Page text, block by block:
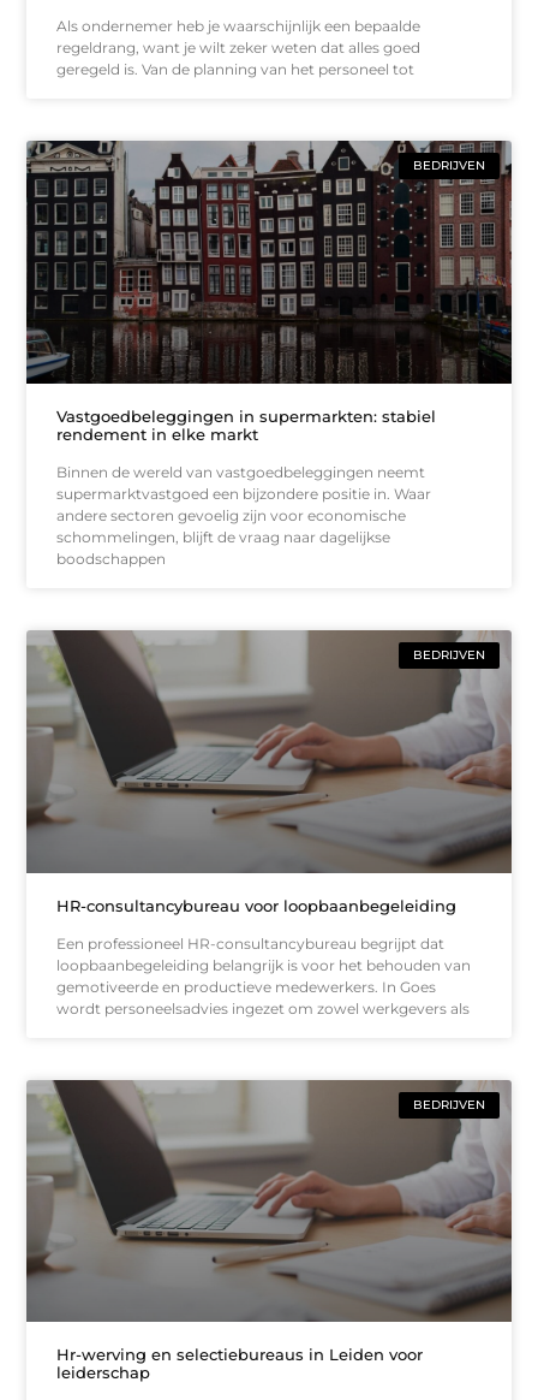
Als ondernemer heb je waarschijnlijk een bepaalde
regeldrang, want je wilt zeker weten dat alles goed
geregeld is. Van de planning van het personeel tot
BEDRIJVEN
Vastgoedbeleggingen in supermarkten: stabiel
rendement in elke markt
Binnen de wereld van vastgoedbeleggingen neemt
supermarktvastgoed een bijzondere positie in. Waar
andere sectoren gevoelig zijn voor economische
schommelingen, blijft de vraag naar dagelijkse
boodschappen
BEDRIJVEN
HR-consultancybureau voor loopbaanbegeleiding
Een professioneel HR-consultancybureau begrijpt dat
loopbaanbegeleiding belangrijk is voor het behouden van
gemotiveerde en productieve medewerkers. In Goes
wordt personeelsadvies ingezet om zowel werkgevers als
BEDRIJVEN
Hr-werving en selectiebureaus in Leiden voor
leiderschap